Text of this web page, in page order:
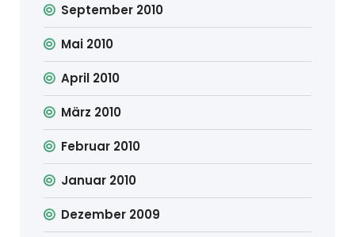
September 2010
Mai 2010
April 2010
März 2010
Februar 2010
Januar 2010
Dezember 2009